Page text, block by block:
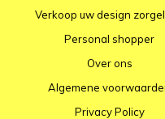
Verkoop uw design
Personal shopper
Over ons
Algemene
Privacy Policy